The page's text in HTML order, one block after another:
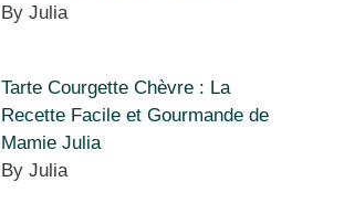
By Julia
Tarte Courgette Chèvre : La
Recette Facile et Gourmande de
Mamie Julia
By Julia